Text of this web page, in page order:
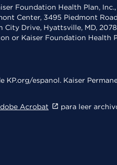
Foundation Health Plan,
Center, 3495 Piedmont
Drive, Hyattsville, MD,
or Kaiser Foundation Health
KP.org/espanol. Kaiser
Acrobat para leer